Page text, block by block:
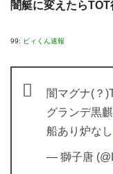
闇艇に変えたら
99: ビィくん速報
闇マグナ(？
グランデ黒
船あり炉なし
— 獅子唐